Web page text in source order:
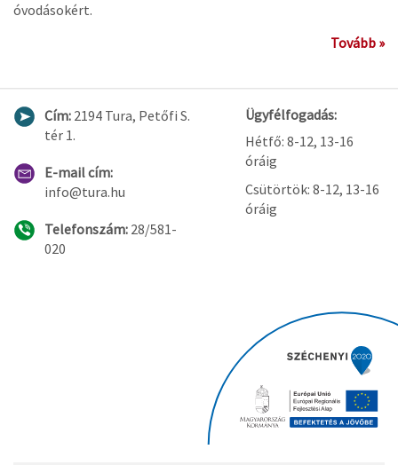
óvodásokért.
Tovább »
Cím: 2194 Tura, Petőfi S.
tér 1.
E-mail cím:
info@tura.hu
Telefonszám: 28/581-
020
Ügyfélfogadás:
Hétfő: 8-12, 13-16
óráig
Csütörtök: 8-12, 13-16
óráig